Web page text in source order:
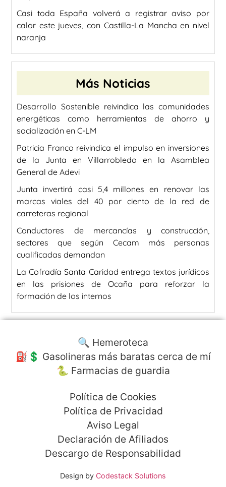
Casi toda España volverá a registrar aviso por
calor este jueves, con Castilla-La Mancha en nivel
naranja
Más Noticias
Desarrollo Sostenible reivindica las comunidades
energéticas como herramientas de ahorro y
socialización en C-LM
Patricia Franco reivindica el impulso en inversiones
de la Junta en Villarrobledo en la Asamblea
General de Adevi
Junta invertirá casi 5,4 millones en renovar las
marcas viales del 40 por ciento de la red de
carreteras regional
Conductores de mercancías y construcción,
sectores que según Cecam más personas
cualificadas demandan
La Cofradía Santa Caridad entrega textos jurídicos
en las prisiones de Ocaña para reforzar la
formación de los internos
🔍 Hemeroteca
⛽️💲 Gasolineras más baratas cerca de mí
🐍 Farmacias de guardia
Política de Cookies
Política de Privacidad
Aviso Legal
Declaración de Afiliados
Descargo de Responsabilidad
Design by Codestack Solutions